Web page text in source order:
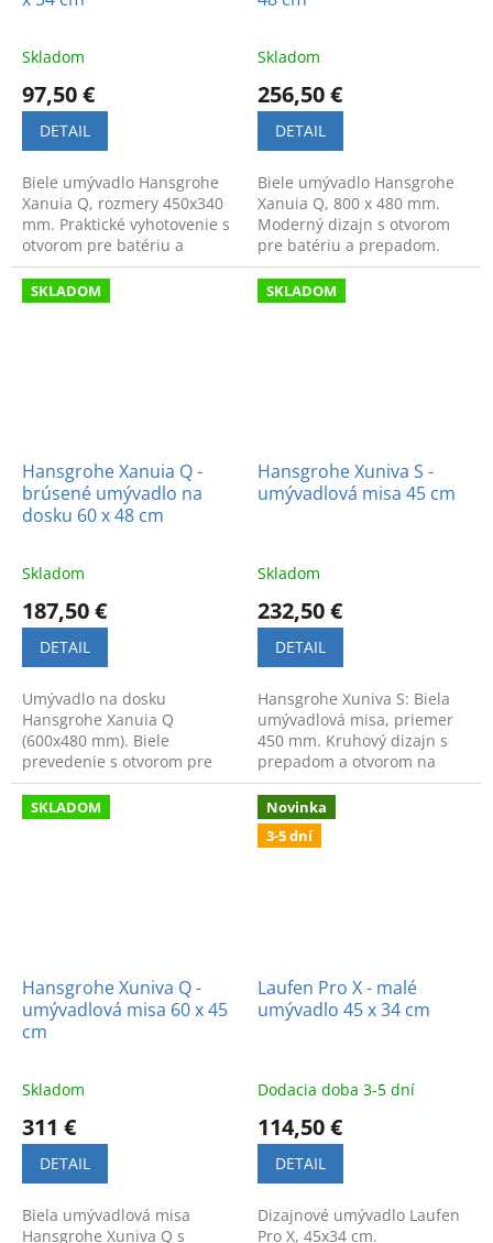
Skladom
97,50 €
DETAIL
Biele umývadlo Hansgrohe
Xanuia Q, rozmery 450x340
mm. Praktické vyhotovenie s
otvorom pre batériu a
prepadom. Moderný a
nadčasový dizajn.
Skladom
256,50 €
DETAIL
Biele umývadlo Hansgrohe
Xanuia Q, 800 x 480 mm.
Moderný dizajn s otvorom
pre batériu a prepadom.
Praktické a kvalitné riešenie
do každej kúpeľne.
SKLADOM
Hansgrohe Xanuia Q -
brúsené umývadlo na
dosku 60 x 48 cm
Skladom
187,50 €
DETAIL
Umývadlo na dosku
Hansgrohe Xanuia Q
(600x480 mm). Biele
prevedenie s otvorom pre
batériu a prepadom,
brúsená spodná strana a
moderný dizajn.
SKLADOM
Hansgrohe Xuniva S -
umývadlová misa 45 cm
Skladom
232,50 €
DETAIL
Hansgrohe Xuniva S: Biela
umývadlová misa, priemer
450 mm. Kruhový dizajn s
prepadom a otvorom na
batériu. Moderný vzhľad a
vysoká kvalita materiálov.
SKLADOM
Hansgrohe Xuniva Q -
umývadlová misa 60 x 45
cm
Skladom
311 €
DETAIL
Biela umývadlová misa
Hansgrohe Xuniva Q s
Novinka
3-5 dní
Laufen Pro X - malé
umývadlo 45 x 34 cm
Dodacia doba 3-5 dní
114,50 €
DETAIL
Dizajnové umývadlo Laufen
Pro X, 45x34 cm.